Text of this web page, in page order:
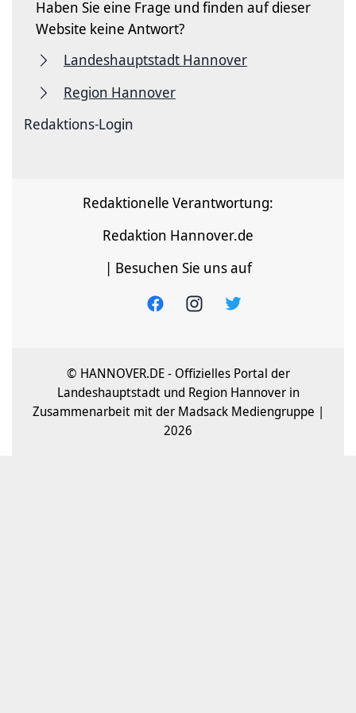
Haben Sie eine Frage und finden auf dieser
Website keine Antwort?
Landeshauptstadt Hannover
Region Hannover
Redaktions-Login
Redaktionelle Verantwortung:
Redaktion Hannover.de
| Besuchen Sie uns auf
© HANNOVER.DE - Offizielles Portal der
Landeshauptstadt und Region Hannover in
Zusammenarbeit mit der Madsack Mediengruppe |
2026